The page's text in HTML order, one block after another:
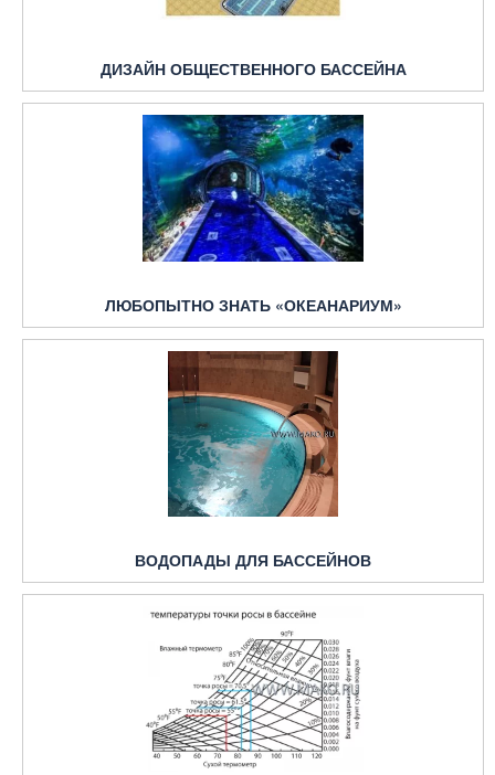
ДИЗАЙН ОБЩЕСТВЕННОГО БАССЕЙНА
ЛЮБОПЫТНО ЗНАТЬ «ОКЕАНАРИУМ»
ВОДОПАДЫ ДЛЯ БАССЕЙНОВ